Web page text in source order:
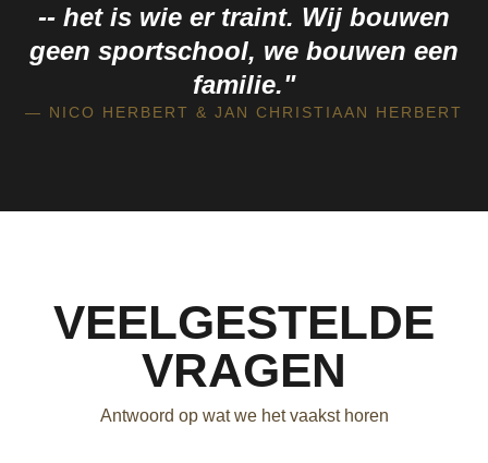
-- het is wie er traint. Wij bouwen
geen sportschool, we bouwen een
familie."
— NICO HERBERT & JAN CHRISTIAAN HERBERT
VEELGESTELDE
VRAGEN
Antwoord op wat we het vaakst horen